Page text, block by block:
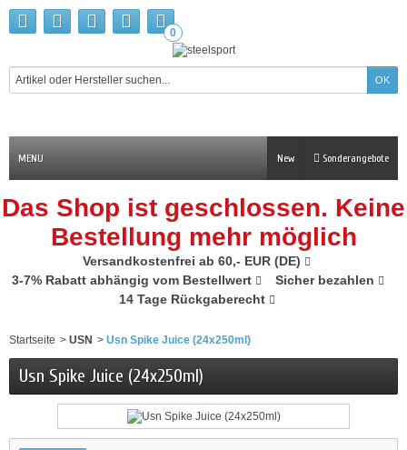
0
MENU Sonderangebote
New
Das Shop ist geschlossen. Keine
Bestellung mehr möglich
Versandkostenfrei ab 60,- EUR (DE)
3-7% Rabatt abhängig vom Bestellwert
Sicher bezahlen
14 Tage Rückgaberecht
Startseite > USN > Usn Spike Juice (24x250ml)
Usn Spike Juice (24x250ml)